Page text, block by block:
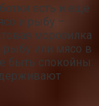
есть и еще
и рыбу –
морозилка
рыбу или мясо в
быть спокойны: